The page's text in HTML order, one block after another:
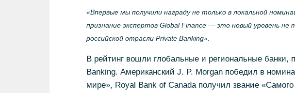
«Впервые мы получили награду не только в локальной
признание экспертов Global Finance — это новый уровень не
российской отрасли Private Banking».
В рейтинг вошли глобальные и региональные банки,
Banking. Американский J. P. Morgan победил в
мире», Royal Bank of Canada получил звание